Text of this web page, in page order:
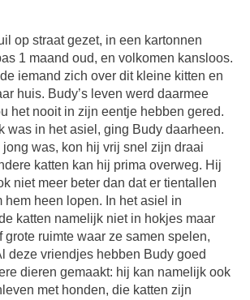
op straat gezet, in een kartonnen
1 maand oud, en volkomen kansloos.
iemand zich over dit kleine kitten en
huis. Budy’s leven werd daarmee
het nooit in zijn eentje hebben gered.
was in het asiel, ging Budy daarheen.
was, kon hij vrij snel zijn draai
katten kan hij prima overweg. Hij
niet meer beter dan dat er tientallen
hem heen lopen. In het asiel in
katten namelijk niet in hokjes maar
grote ruimte waar ze samen spelen,
deze vriendjes hebben Budy goed
dieren gemaakt: hij kan namelijk ook
met honden, die katten zijn